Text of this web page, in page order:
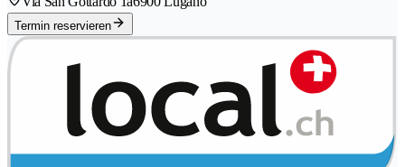
Termin reservieren